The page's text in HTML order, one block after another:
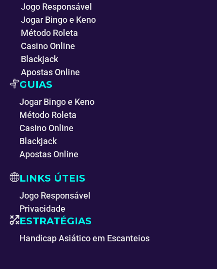
Jogo Responsável
Jogar Bingo e Keno
Método Roleta
Casino Online
Blackjack
Apostas Online
GUIAS
Jogar Bingo e Keno
Método Roleta
Casino Online
Blackjack
Apostas Online
LINKS ÚTEIS
Jogo Responsável
Privacidade
ESTRATÉGIAS
Handicap Asiático em Escanteios